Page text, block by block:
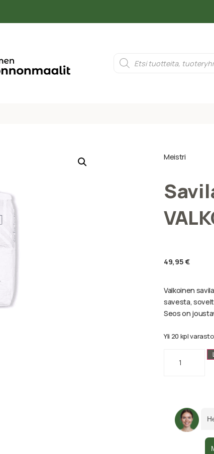
Meistri
49,95€
Valkoinen
savesta,
Seos on
Yli 20 kpl